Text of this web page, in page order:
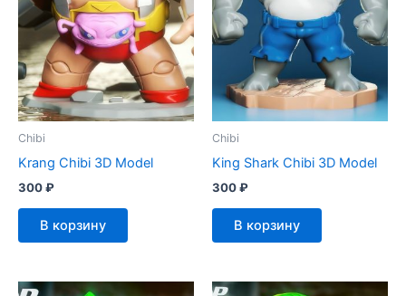
Chibi
Krang Chibi 3D Model
300₽
В корзину
Chibi
King Shark Chibi 3D Model
300₽
В корзину